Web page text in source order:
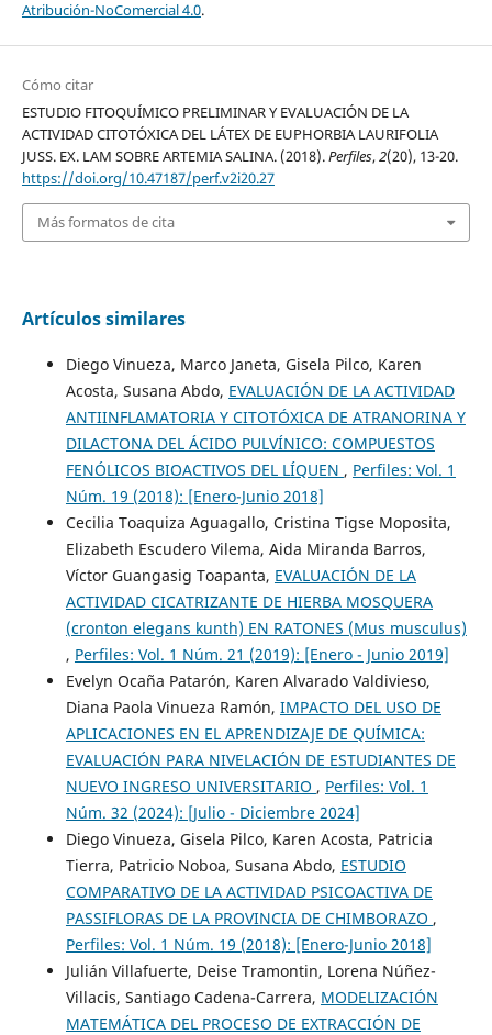
Atribución-NoComercial 4.0.
Cómo citar
ESTUDIO FITOQUÍMICO PRELIMINAR Y EVALUACIÓN DE LA
ACTIVIDAD CITOTÓXICA DEL LÁTEX DE EUPHORBIA LAURIFOLIA
JUSS. EX. LAM SOBRE ARTEMIA SALINA. (2018).Perfiles,2(20), 13-20.
https://doi.org/10.47187/perf.v2i20.27
Más formatos de cita
Artículos similares
Diego Vinueza, Marco Janeta, Gisela Pilco, Karen
Acosta, Susana Abdo, EVALUACIÓN DE LA ACTIVIDAD
ANTIINFLAMATORIA Y CITOTÓXICA DE ATRANORINA Y
DILACTONA DEL ÁCIDO PULVÍNICO: COMPUESTOS
FENÓLICOS BIOACTIVOS DEL LÍQUEN , Perfiles: Vol. 1
Núm. 19 (2018): [Enero-Junio 2018]
Cecilia Toaquiza Aguagallo, Cristina Tigse Moposita,
Elizabeth Escudero Vilema, Aida Miranda Barros,
Víctor Guangasig Toapanta, EVALUACIÓN DE LA
ACTIVIDAD CICATRIZANTE DE HIERBA MOSQUERA
(cronton elegans kunth) EN RATONES (Mus musculus)
, Perfiles: Vol. 1 Núm. 21 (2019): [Enero - Junio 2019]
Evelyn Ocaña Patarón, Karen Alvarado Valdivieso,
Diana Paola Vinueza Ramón, IMPACTO DEL USO DE
APLICACIONES EN EL APRENDIZAJE DE QUÍMICA:
EVALUACIÓN PARA NIVELACIÓN DE ESTUDIANTES DE
NUEVO INGRESO UNIVERSITARIO , Perfiles: Vol. 1
Núm. 32 (2024): [Julio - Diciembre 2024]
Diego Vinueza, Gisela Pilco, Karen Acosta, Patricia
Tierra, Patricio Noboa, Susana Abdo, ESTUDIO
COMPARATIVO DE LA ACTIVIDAD PSICOACTIVA DE
PASSIFLORAS DE LA PROVINCIA DE CHIMBORAZO ,
Perfiles: Vol. 1 Núm. 19 (2018): [Enero-Junio 2018]
Julián Villafuerte, Deise Tramontin, Lorena Núñez-
Villacis, Santiago Cadena-Carrera, MODELIZACIÓN
MATEMÁTICA DEL PROCESO DE EXTRACCIÓN DE